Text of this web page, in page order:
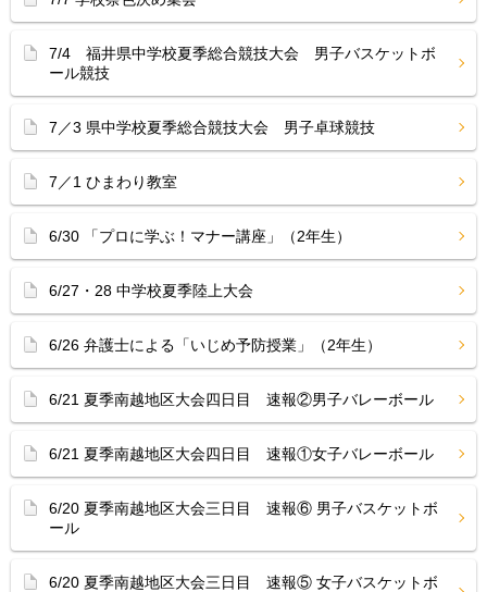
7/4 福井県中学校夏季総合競技大会 男子バスケットボ
ール競技
7／3 県中学校夏季総合競技大会 男子卓球競技
7／1 ひまわり教室
6/30 「プロに学ぶ！マナー講座」（2年生）
6/27・28 中学校夏季陸上大会
6/26 弁護士による「いじめ予防授業」（2年生）
6/21 夏季南越地区大会四日目 速報②男子バレーボール
6/21 夏季南越地区大会四日目 速報①女子バレーボール
6/20 夏季南越地区大会三日目 速報⑥ 男子バスケットボ
ール
6/20 夏季南越地区大会三日目 速報⑤ 女子バスケットボ